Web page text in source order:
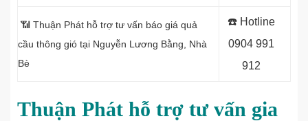
📶 Thuận Phát hỗ trợ tư vấn báo giá quả
cầu thông gió tại Nguyễn Lương Bằng, Nhà
Bè
☎️ Hotline
0904 991
912
Thuận Phát hỗ trợ tư vấn gia